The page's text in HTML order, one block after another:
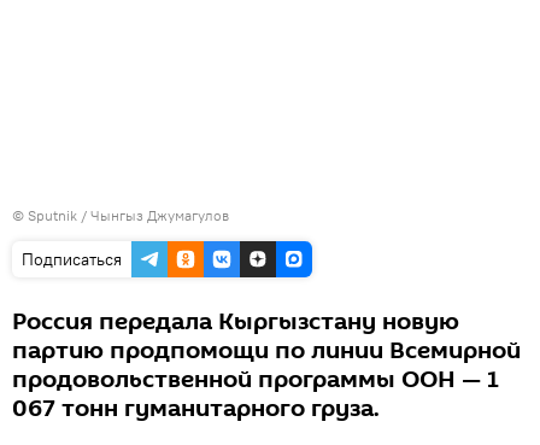
© Sputnik / Чынгыз Джумагулов
Подписаться
Россия передала Кыргызстану новую
партию продпомощи по линии Всемирной
продовольственной программы ООН — 1
067 тонн гуманитарного груза.